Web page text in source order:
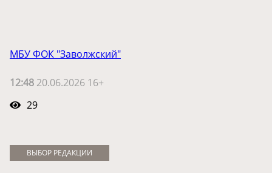
МБУ ФОК "Заволжский"
12:48 20.06.2026 16+
29
ВЫБОР РЕДАКЦИИ